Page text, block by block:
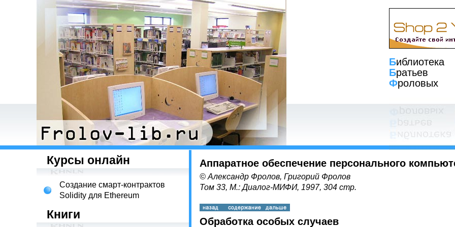
Библиотека
Братьев
Фроловых
Курсы онлайн
Создание смарт-контрактов
Solidity для Ethereum
Книги
Аппаратное обеспечение персонального
© Александр Фролов, Григорий Фролов
Том 33, М.: Диалог-МИФИ, 1997, 304 стр.
Обработка особых случаев